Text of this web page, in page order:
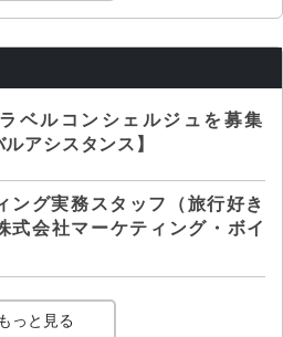
ベルコンシェルジュを募集
アシスタンス】
ング実務スタッフ（旅行好き
式会社マーケティング・ボイ
もっと見る